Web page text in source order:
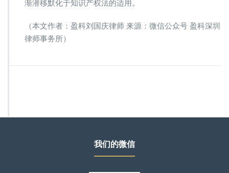
渐潜移默化于知识产权法的适用。
（本文作者：盈科刘国庆律师 来源：微信公众号 盈科深圳
律师事务所）
我们的微信